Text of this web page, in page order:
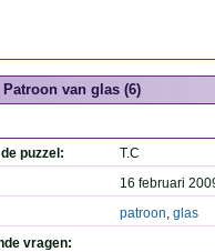
Patroon van glas (6)
puzzel:
T.C
16 februari
patroon, glas
vragen: